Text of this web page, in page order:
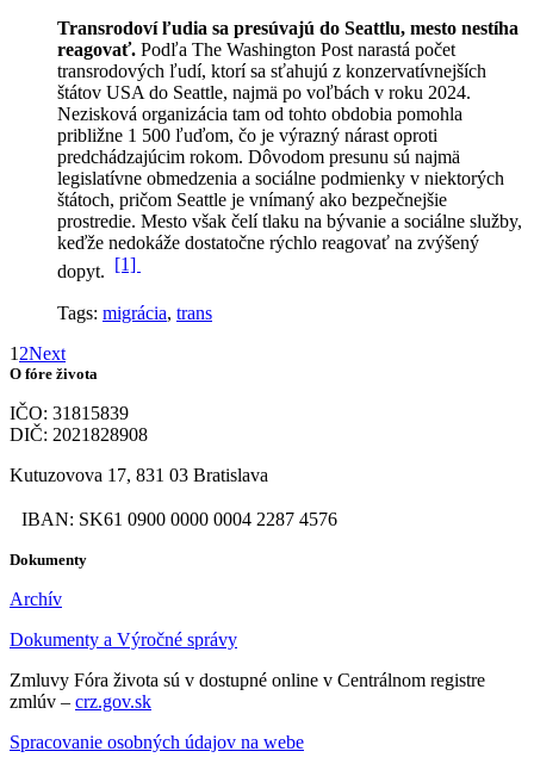
Transrodoví ľudia sa presúvajú do Seattlu, mesto nestíha
reagovať. Podľa The Washington Post narastá počet
transrodových ľudí, ktorí sa sťahujú z konzervatívnejších
štátov USA do Seattle, najmä po voľbách v roku 2024.
Nezisková organizácia tam od tohto obdobia pomohla
približne 1 500 ľuďom, čo je výrazný nárast oproti
predchádzajúcim rokom. Dôvodom presunu sú najmä
legislatívne obmedzenia a sociálne podmienky v niektorých
štátoch, pričom Seattle je vnímaný ako bezpečnejšie
prostredie. Mesto však čelí tlaku na bývanie a sociálne služby,
keďže nedokáže dostatočne rýchlo reagovať na zvýšený
dopyt. [1]
Tags: migrácia, trans
1 2Next
O fóre života
IČO: 31815839
DIČ: 2021828908
Kutuzovova 17, 831 03 Bratislava
IBAN: SK61 0900 0000 0004 2287 4576
Dokumenty
Archív
Dokumenty a Výročné správy
Zmluvy Fóra života sú v dostupné online v Centrálnom registre
zmlúv – crz.gov.sk
Spracovanie osobných údajov na webe